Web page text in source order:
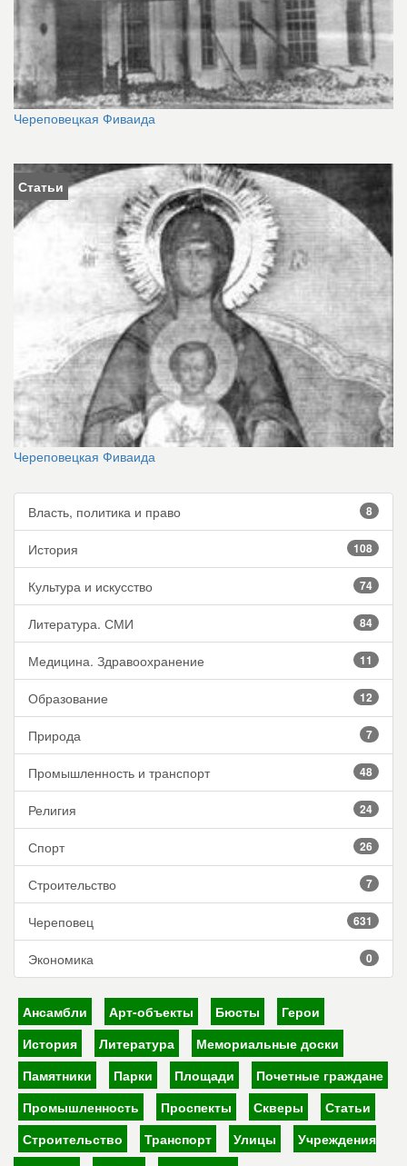
Череповецкая Фиваида
Статьи
Череповецкая Фиваида
Власть, политика и право 8
История 108
Культура и искусство 74
Литература. СМИ 84
Медицина. Здравоохранение 11
Образование 12
Природа 7
Промышленность и транспорт 48
Религия 24
Спорт 26
Строительство 7
Череповец 631
Экономика 0
Ансамбли Арт-объекты Бюсты
Герои
История
Литература
Мемориальные доски
Памятники
Парки Площади
Почетные граждане
Промышленность
Проспекты Скверы
Статьи
Строительство
Транспорт Улицы
Учреждения